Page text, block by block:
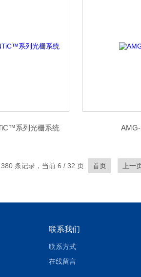
系列光栅系统
条记录，当前 6 / 32 页 首页 上一
联系我们
联系方式
在线留言